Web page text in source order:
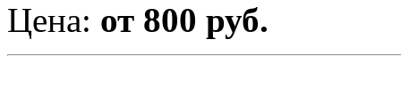
Цена: от 800 руб.